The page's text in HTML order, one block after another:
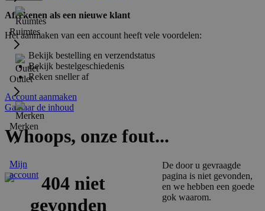
Ruimtes
Outlet
Merken
Mijn
account
Afrekenen als een nieuwe klant
Het aanmaken van een account heeft vele voordelen:
Bekijk bestelling en verzendstatus
Bekijk bestelgeschiedenis
Reken sneller af
Account aanmaken
Ga naar de inhoud
Whoops, onze fout...
De door u gevraagde
pagina is niet gevonden,
en we hebben een goede
gok waarom.